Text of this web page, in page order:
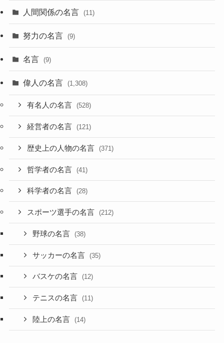
人間関係の名言 (11)
努力の名言 (9)
名言 (9)
偉人の名言 (1,308)
有名人の名言 (528)
経営者の名言 (121)
歴史上の人物の名言 (371)
哲学者の名言 (41)
科学者の名言 (28)
スポーツ選手の名言 (212)
野球の名言 (38)
サッカーの名言 (35)
バスケの名言 (12)
テニスの名言 (11)
陸上の名言 (14)